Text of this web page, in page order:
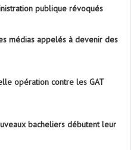
publique révoqués
médias appelés à devenir des
opération contre les GAT
bacheliers débutent leur